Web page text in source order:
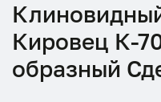
Кировец К-
образный